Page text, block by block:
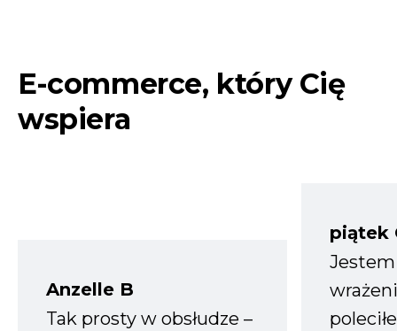
E-commerce, który Cię
wspiera
Anzelle B
Tak prosty w obsłudze –
piątek